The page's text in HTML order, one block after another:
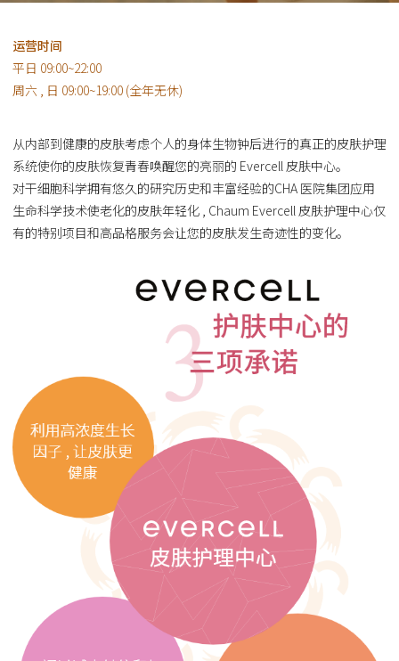
运营时间
平日 09:00~22:00
周六 , 日 09:00~19:00 (全年无休)
从内部到健康的皮肤考虑个人的身体生物钟后进行的真正的皮肤护理
系统使你的皮肤恢复青春唤醒您的亮丽的 Evercell 皮肤中心。
对干细胞科学拥有悠久的研究历史和丰富经验的CHA 医院集团应用
生命科学技术使老化的皮肤年轻化 , Chaum Evercell 皮肤护理中心仅
有的特别项目和高品格服务会让您的皮肤发生奇迹性的变化。